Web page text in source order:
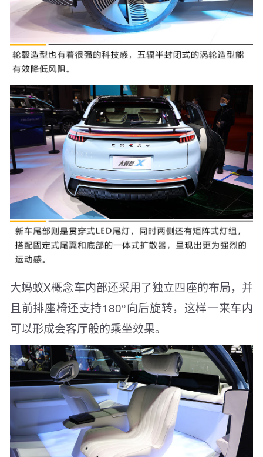
大蚂蚁X概念车内部还采用了独立四座的布局，并
且前排座椅还支持180°向后旋转，这样一来车内
可以形成会客厅般的乘坐效果。